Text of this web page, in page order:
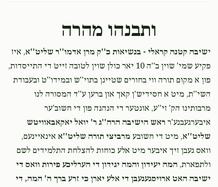
שמואל וויינשטאק, משה פעלדמאן , חיים
הורוויץ ואחיו הערשל הורוויץ
Anonymousשמואל וויינשטאק
1 month ago $50.00
Harry Fischer שמואל וויינשטאק
1 month ago $18.00
Wolf Landau שמואל וויינשטאק
1 month ago $18.00
ותבנהו מהרה
ישיבה קטנה קראלי - בנשיאות כ''ק מרן אדמו''ר שליט''א, איז
פקיע שמי' שוין ב''ה 10 יאר כולן שוין לטובה זייט די התייסדות,
פון א מקום תורה ווי בחורים שטייגן בתוי''ש ובמידו''ט ובעבודת
השי''ת, מיט א חסידיש'ן קאך און ברען ע''ד המסורה לנו
מרבותינו הק' זי''ע, אונטער די הנהגה פון די חשוב'ער
איבערגעבנע'ר ראש הישיבה הרה''ג ר' יואל יאקאבאוויטש
שליט''א, מיט די חשובע מרביצי תורה שליט''א אינאיינעם,
וואס געבן זיך איבער מיט אלע כוחות להצלחת התלמידים לשם
ולתפארת, המה יעידון והמה יגידון די הערליכע פירות וואס די
ישיבה האט ארויסגעגעבן די אלע יארן כי זרע ברך ה' המה, די